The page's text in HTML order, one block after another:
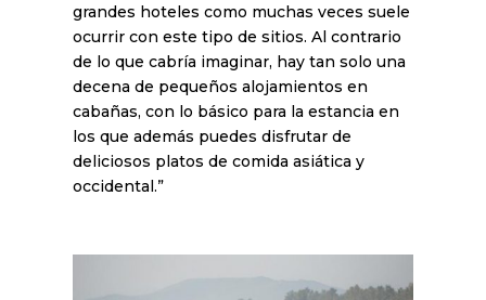
grandes hoteles como muchas veces suele
ocurrir con este tipo de sitios. Al contrario
de lo que cabría imaginar, hay tan solo una
decena de pequeños alojamientos en
cabañas, con lo básico para la estancia en
los que además puedes disfrutar de
deliciosos platos de comida asiática y
occidental.”